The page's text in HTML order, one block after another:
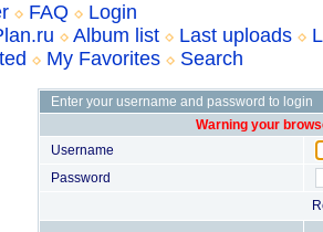
FAQ
Login
Album list Last uploads
My Favorites Search
Enter your username and password to login
Warning your
Username
Password